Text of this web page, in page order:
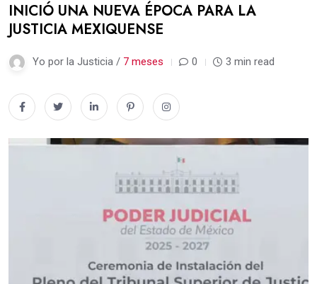
INICIÓ UNA NUEVA ÉPOCA PARA LA
JUSTICIA MEXIQUENSE
Yo por la Justicia / 7 meses 0 3 min read